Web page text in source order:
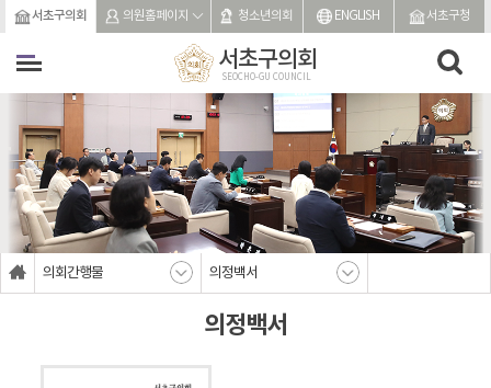
본문바로가기
서초구의회 의원홈페이지 청소년의회 ENGLISH 서초구청
서초구의회
SEOCHO-GU COUNCIL
의회간행물 의정백서
의정백서